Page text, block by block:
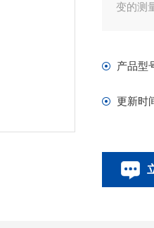
变的测
产品型
更新时